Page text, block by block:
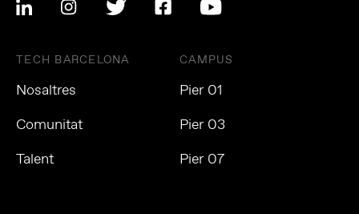
TECH BARCELONA
Nosaltres
Comunitat
Talent
CAMPUS
Pier 01
Pier 03
Pier 07